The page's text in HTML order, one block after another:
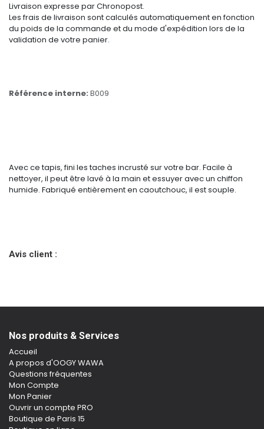
Livraison expresse par Chronopost.
Les frais de livraison sont calculés automatiquement en fonction
du poids de la commande et du mode d'expédition lors de la
validation de votre panier.
Référence interne: B009
Avec ce tapis, fini les taches incrusté sur votre bar. Facile à
nettoyer, il peut être lavé à la main et essuyer avec un chiffon
humide. Fabriqué entièrement en caoutchouc, il est souple.
Avis client :
Nos produits & Services
Accueil
A propos d'OOGY WAWA
Questions fréquentes
Mon Compte
Mon Panier
Ouvrir un compte PRO
Boutique de Paris 15